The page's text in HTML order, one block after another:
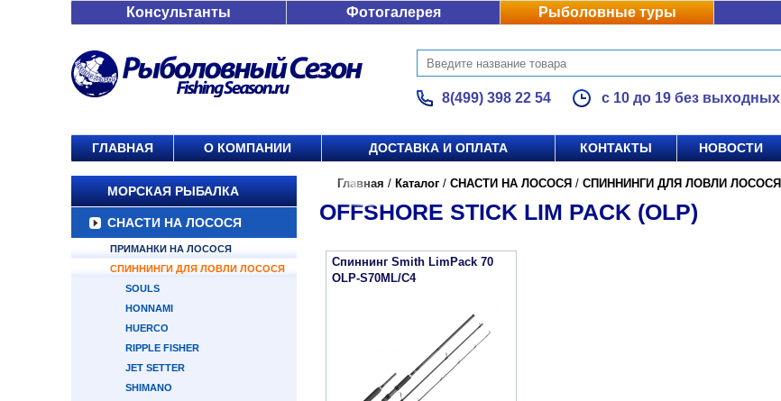
Консультанты Фотогалерея Рыболовные туры
8(499) 398 22 54 с 10 до 19 без выходных
ГЛАВНАЯ О КОМПАНИИ ДОСТАВКА И ОПЛАТА КОНТАКТЫ НОВОСТИ
МОРСКАЯ РЫБАЛКА
СНАСТИ НА ЛОСОСЯ
ПРИМАНКИ НА ЛОСОСЯ
СПИННИНГИ ДЛЯ ЛОВЛИ ЛОСОСЯ
SOULS
HONNAMI
HUERCO
RIPPLE FISHER
JET SETTER
SHIMANO
Главная / Каталог / СНАСТИ НА ЛОСОСЯ / СПИННИНГИ ДЛЯ ЛОВЛИ ЛОСОСЯ
OFFSHORE STICK LIM PACK (OLP)
Спиннинг Smith LimPack 70
OLP-S70ML/C4